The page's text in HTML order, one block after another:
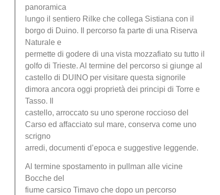
panoramica
lungo il sentiero Rilke che collega Sistiana con il
borgo di Duino. Il percorso fa parte di una Riserva
Naturale e
permette di godere di una vista mozzafiato su tutto il
golfo di Trieste. Al termine del percorso si giunge al
castello di DUINO per visitare questa signorile
dimora ancora oggi proprietà dei principi di Torre e
Tasso. Il
castello, arroccato su uno sperone roccioso del
Carso ed affacciato sul mare, conserva come uno
scrigno
arredi, documenti d’epoca e suggestive leggende.
Al termine spostamento in pullman alle vicine
Bocche del
fiume carsico Timavo che dopo un percorso